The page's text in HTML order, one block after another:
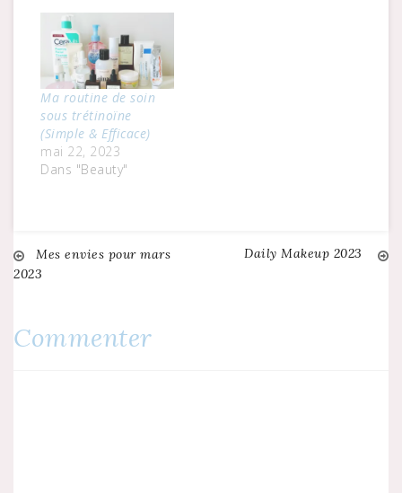
Ma routine de soin
sous trétinoïne
(Simple & Efficace)
mai 22, 2023
Dans "Beauty"
Navigation
l’article
Mes envies pour mars
2023
Daily Makeup 2023
Commenter